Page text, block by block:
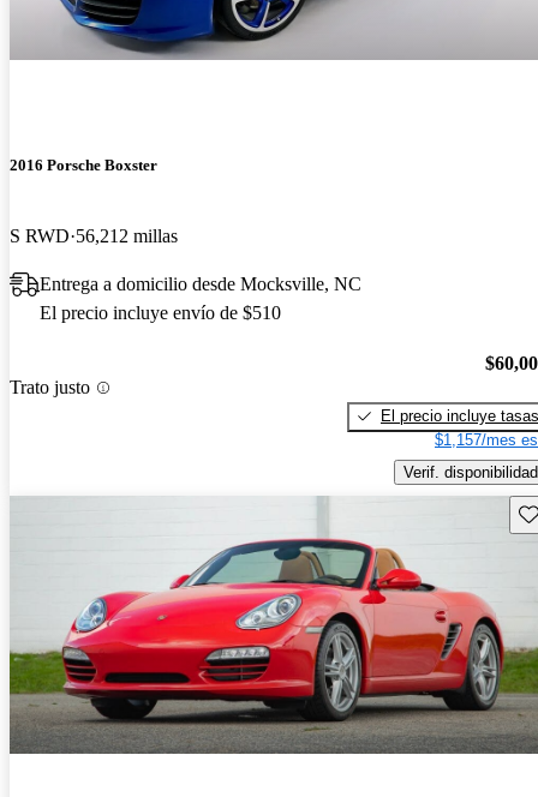
2016 Porsche Boxster
S RWD 56,212 millas
Entrega a domicilio desde Mocksville, NC
El precio incluye envío de $510
Trato justo
El precio incluye tasas
$1,157/mes
Verif. disponibilidad